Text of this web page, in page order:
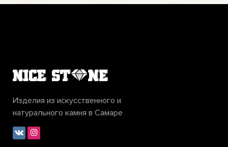
Изделия из искусственного и
натурального камня в Самаре